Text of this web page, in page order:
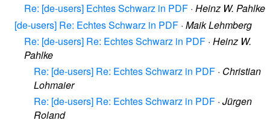
Re: [de-users] Echtes Schwarz in PDF · Heinz W. Pahlke
[de-users] Re: Echtes Schwarz in PDF · Maik Lehmberg
Re: [de-users] Re: Echtes Schwarz in PDF · Heinz W.
Pahlke
Re: [de-users] Re: Echtes Schwarz in PDF · Christian
Lohmaier
Re: [de-users] Re: Echtes Schwarz in PDF · Jürgen
Roland